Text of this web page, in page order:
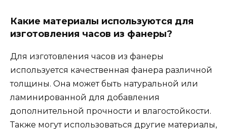
Какие материалы используются для
изготовления часов из фанеры?
Для изготовления часов из фанеры
используется качественная фанера различной
толщины. Она может быть натуральной или
ламинированной для добавления
дополнительной прочности и влагостойкости.
Также могут использоваться другие материалы,